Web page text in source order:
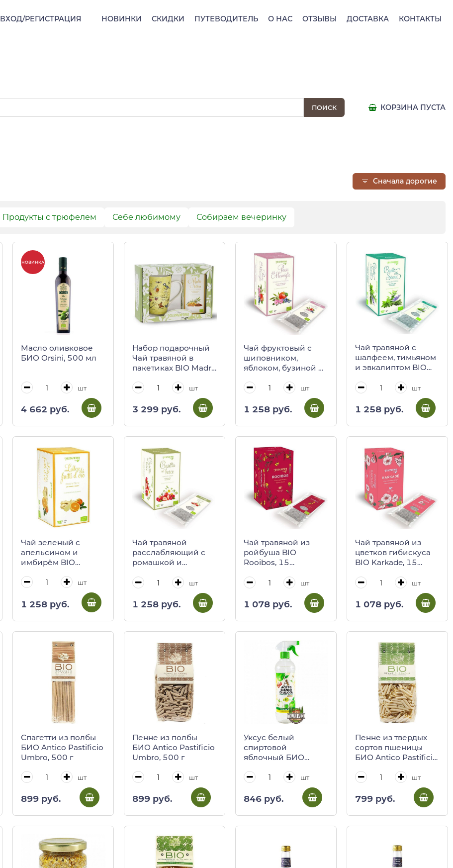
НОВИНКИ СКИДКИ ПУТЕВОДИТЕЛЬ О НАС ОТЗЫВЫ ДОСТАВКА КОНТАКТЫ
ВХОД/РЕГИСТРАЦИЯ
КОРЗИНА ПУСТА
Сначала дорогие
Продукты с трюфелем Себе любимому Собираем вечеринку
НОВИНКА
Масло оливковое
БИО Orsini, 500 мл
шт
4 662 руб.
Набор подарочный
Чай травяной в
пакетиках BIO Madre
фарфоровая 500 мл
(подарочная карт/
шт
3 299 руб.
Чай фруктовый с
шиповником,
яблоком, бузиной и
delle Meraviglie, 15
REGINADIFIORI, 45 г
(карт/кор)
шт
1 258 руб.
Чай травяной с
шалфеем, тимьяном
и эвкалиптом BIO
пакетиков,
REGINADIFIORI, 45 г
(карт/кор)
шт
1 258 руб.
Чай зеленый с
апельсином и
имбирём BIO
d’Oro, 15 пакетиков,
REGINADIFIORI, 45 г
(карт/кор)
шт
1 258 руб.
Чай травяной
расслабляющий с
ромашкой и
BIO Casetta nel
Bosco, 15 пакетиков,
REGINADIFIORI, 45 г
(карт/кор)
шт
1 258 руб.
Чай травяной из
ройбуша BIO
Rooibos, 15
REGINADIFIORI, 45 г
шт
1 078 руб.
Чай травяной из
цветков гибискуса
BIO Karkade, 15
REGINADIFIORI, 45 г
шт
1 078 руб.
Спагетти из полбы
БИО Antico Pastificio
Umbro, 500 г
шт
899 руб.
Пенне из полбы
БИО Antico Pastificio
Umbro, 500 г
шт
899 руб.
Уксус белый
спиртовой
яблочный БИО
шт
846 руб.
Пенне из твердых
сортов пшеницы
БИО Antico Pastificio
шт
799 руб.